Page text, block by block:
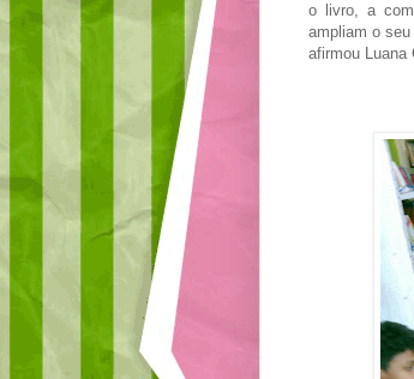
o livro, a
ampliam o
afirmou Luana